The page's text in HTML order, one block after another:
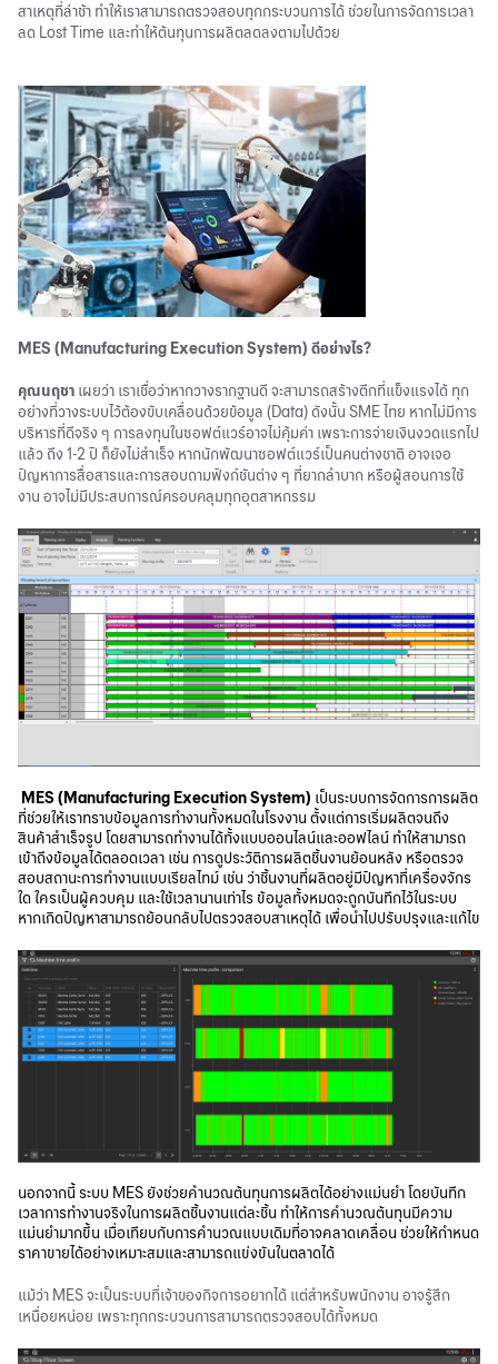
สาเหตุที่ล่าช้า ทำให้เราสามารถตรวจสอบทุกกระบวนการได้ ช่วยในการจัดการเวลา
ลด Lost Time และทำให้ต้นทุนการผลิตลดลงตามไปด้วย
MES (Manufacturing Execution System) ดีอย่างไร?
คุณนฤชา เผยว่า เราเชื่อว่าหากวางรากฐานดี จะสามารถสร้างตึกที่แข็งแรงได้ ทุก
อย่างที่วางระบบไว้ต้องขับเคลื่อนด้วยข้อมูล (Data) ดังนั้น SME ไทย หากไม่มีการ
บริหารที่ดีจริง ๆ การลงทุนในซอฟต์แวร์อาจไม่คุ้มค่า เพราะการจ่ายเงินงวดแรกไป
แล้ว ถึง 1-2 ปี ก็ยังไม่สำเร็จ หากนักพัฒนาซอฟต์แวร์เป็นคนต่างชาติ อาจเจอ
ปัญหาการสื่อสารและการสอบถามฟังก์ชันต่าง ๆ ที่ยากลำบาก หรือผู้สอนการใช้
งาน อาจไม่มีประสบการณ์ครอบคลุมทุกอุตสาหกรรม
MES (Manufacturing Execution System) เป็นระบบการจัดการการผลิต
ที่ช่วยให้เราทราบข้อมูลการทำงานทั้งหมดในโรงงาน ตั้งแต่การเริ่มผลิตจนถึง
สินค้าสำเร็จรูป โดยสามารถทำงานได้ทั้งแบบออนไลน์และออฟไลน์ ทำให้สามารถ
เข้าถึงข้อมูลได้ตลอดเวลา เช่น การดูประวัติการผลิตชิ้นงานย้อนหลัง หรือตรวจ
สอบสถานะการทำงานแบบเรียลไทม์ เช่น ว่าชิ้นงานที่ผลิตอยู่มีปัญหาที่เครื่องจักร
ใด ใครเป็นผู้ควบคุม และใช้เวลานานเท่าไร ข้อมูลทั้งหมดจะถูกบันทึกไว้ในระบบ
หากเกิดปัญหาสามารถย้อนกลับไปตรวจสอบสาเหตุได้ เพื่อนำไปปรับปรุงและแก้ไข
นอกจากนี้ ระบบ MES ยังช่วยคำนวณต้นทุนการผลิตได้อย่างแม่นยำ โดยบันทึก
เวลาการทำงานจริงในการผลิตชิ้นงานแต่ละชิ้น ทำให้การคำนวณต้นทุนมีความ
แม่นยำมากขึ้น เมื่อเทียบกับการคำนวณแบบเดิมที่อาจคลาดเคลื่อน ช่วยให้กำหนด
ราคาขายได้อย่างเหมาะสมและสามารถแข่งขันในตลาดได้
แม้ว่า MES จะเป็นระบบที่เจ้าของกิจการอยากได้ แต่สำหรับพนักงาน อาจรู้สึก
เหนื่อยหน่อย เพราะทุกกระบวนการสามารถตรวจสอบได้ทั้งหมด